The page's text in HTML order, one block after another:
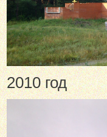
2010 год